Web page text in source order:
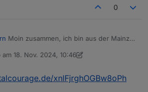
gespielt
0
Moin zusammen, ich bin aus der Mainzer
am 18. Nov. 2024, 10:46
von accessburn
xnlFjrghOGBw8oPh